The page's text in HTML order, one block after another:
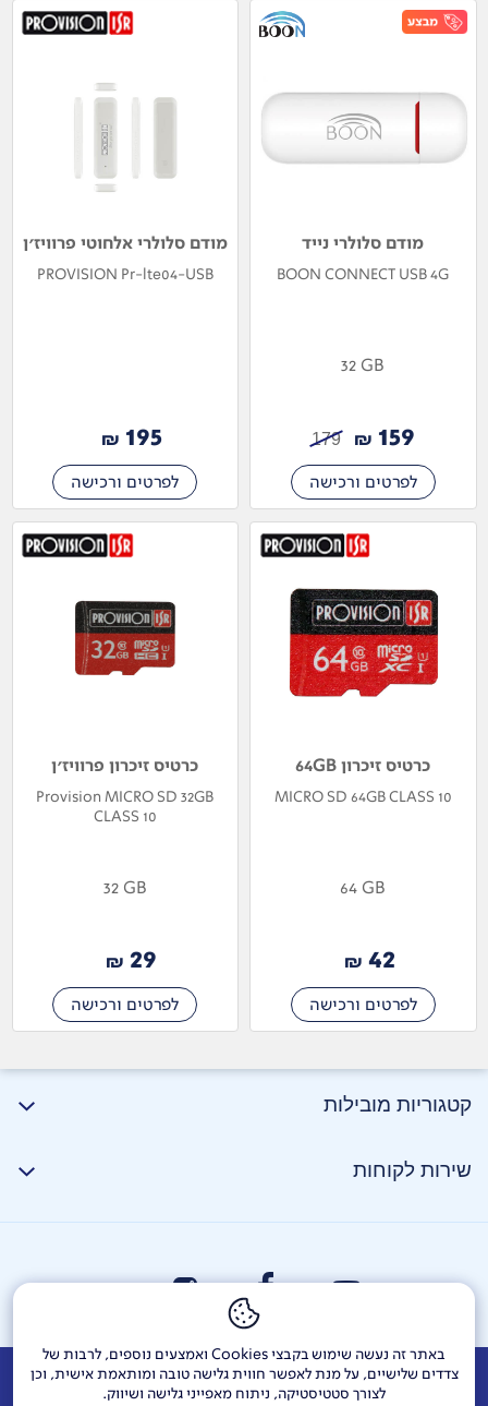
באתר זה נעשה שימוש בקבצי Cookies ואמצעים נוספים, לרבות של
צדדים שלישיים, על מנת לאפשר חווית גלישה טובה ומותאמת אישית, וכן
לצורך סטטיסטיקה, ניתוח מאפייני גלישה ושיווק.
מודם סלולרי נייד
BOON CONNECT USB 4G
32 GB
179 159
₪
לפרטים ורכישה
מודם סלולרי אלחוטי פרוויז'ן
PROVISION Pr-lte04-USB
195
₪
לפרטים ורכישה
כרטיס זיכרון 64GB
MICRO SD 64GB CLASS 10
64 GB
42
₪
לפרטים ורכישה
כרטיס זיכרון פרוויז'ן
Provision MICRO SD 32GB
CLASS 10
32 GB
29
₪
לפרטים ורכישה
קטגוריות מובילות
שירות לקוחות
אודות דרושים צור קשר Investor Relations הודעות חברה